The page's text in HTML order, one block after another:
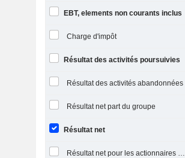
EBT, elements non courants inclus
Charge d'impôt
Résultat des activités poursuivies
Résultat des activités abandonnées
Résultat net part du groupe
Résultat net
Résultat net pour les actionnaires ordinaires, éléments exceptionnels inclus.